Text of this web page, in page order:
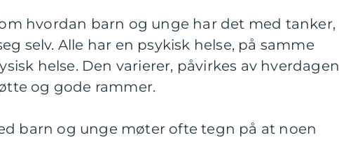
hvordan barn og unge har det med tanker,
selv. Alle har en psykisk helse, på samme
helse. Den varierer, påvirkes av hverdagen
og gode rammer.
barn og unge møter ofte tegn på at noen